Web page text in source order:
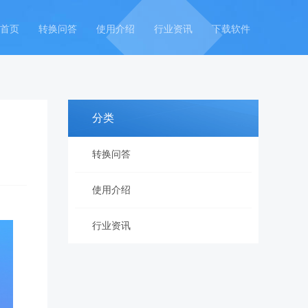
首页 转换问答 使用介绍 行业资讯 下载软件
分类
转换问答
使用介绍
行业资讯